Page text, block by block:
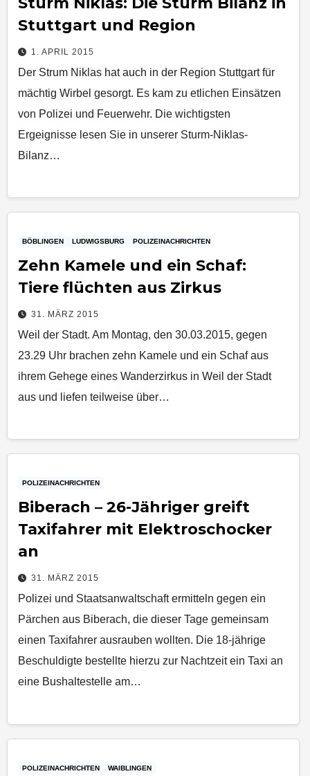
Stuttgart und Region
1. APRIL 2015
Der Strum Niklas hat auch in der Region Stuttgart für
mächtig Wirbel gesorgt. Es kam zu etlichen Einsätzen
von Polizei und Feuerwehr. Die wichtigsten
Ergeignisse lesen Sie in unserer Sturm-Niklas-
Bilanz…
BÖBLINGEN LUDWIGSBURG POLIZEINACHRICHTEN
Zehn Kamele und ein Schaf:
Tiere flüchten aus Zirkus
31. MÄRZ 2015
Weil der Stadt. Am Montag, den 30.03.2015, gegen
23.29 Uhr brachen zehn Kamele und ein Schaf aus
ihrem Gehege eines Wanderzirkus in Weil der Stadt
aus und liefen teilweise über…
POLIZEINACHRICHTEN
Biberach – 26-Jähriger greift
Taxifahrer mit Elektroschocker
an
31. MÄRZ 2015
Polizei und Staatsanwaltschaft ermitteln gegen ein
Pärchen aus Biberach, die dieser Tage gemeinsam
einen Taxifahrer ausrauben wollten. Die 18-jährige
Beschuldigte bestellte hierzu zur Nachtzeit ein Taxi an
eine Bushaltestelle am…
POLIZEINACHRICHTEN WAIBLINGEN